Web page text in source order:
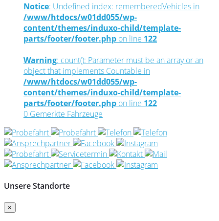
Notice: Undefined index: rememberedVehicles in
/www/htdocs/w01dd055/wp-
content/themes/induxo-child/template-
parts/footer/footer.php on line 122
Warning: count(): Parameter must be an array or an
object that implements Countable in
/www/htdocs/w01dd055/wp-
content/themes/induxo-child/template-
parts/footer/footer.php on line 122
0 Gemerkte Fahrzeuge
Unsere Standorte
×